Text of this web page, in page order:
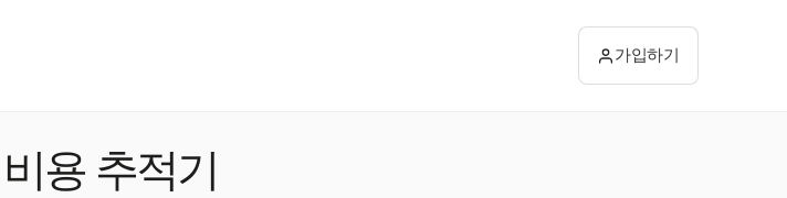
가입하기
용 추적기